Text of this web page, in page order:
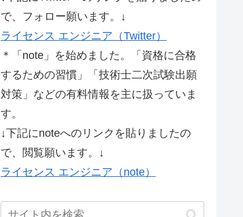
で、フォロー願います。↓
ライセンス エンジニア（Twitter）
＊「note」を始めました。「資格に合格
するための習慣」「技術士二次試験出願
対策」などの有料情報を主に扱っていま
す。
↓下記にnoteへのリンクを貼りましたの
で、閲覧願います。↓
ライセンス エンジニア（note）